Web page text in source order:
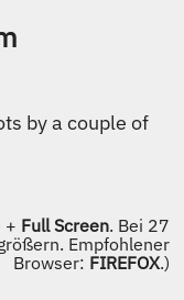
by a couple of
+ Full Screen. Bei 27
Empfohlener
Browser: FIREFOX.)